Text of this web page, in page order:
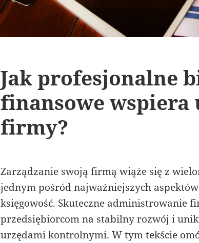
Jak profesjonalne
finansowe
firmy?
Zarządzanie swoją firmą wiąże się z
jednym pośród najważniejszych
księgowość. Skuteczne administrowanie
przedsiębiorcom na stabilny rozwój i
urzędami kontrolnymi. W tym tekście